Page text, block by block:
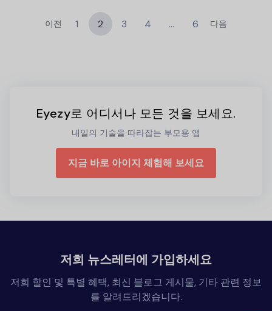
이전 1 2 3 4 … 6 다음
Eyezy로 어디서나 모든 것을 보세요.
내일의 기술을 따라잡는 부모용 앱
지금 바로 아이지 체험해 보세요
저희 뉴스레터에 가입하세요
저희 할인 및 특별 혜택, 최신 블로그 게시물, 기타 관련 정보
를 알려드리겠습니다.